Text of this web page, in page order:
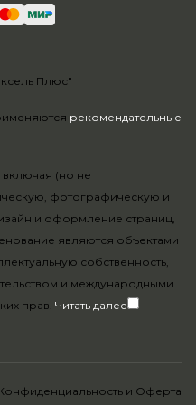
рекомендательные
включая (но не
фотографическую и
и оформление страниц,
являются объектами
собственность,
и международными
прав. Читать далее
Плюс"
и Оферта